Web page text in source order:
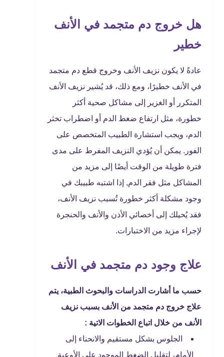
هل خروج دم متجمد في الأنف
خطير
عادةً لا يكون نزيف الأنف وخروج قطع دم متجمد
في الأنف خطيرًا، ومع ذلك، قد يُشير نزيف الأنف
المتكرر أو الغزير إلى مشاكل صحية أكثر
خطورة، مثل ارتفاع ضغط الدم أو اضطراب تخثر
الدم، ويجب استشارة الطبيب المتخصص على
الفور. يمكن أن يُؤدي النزيف المفرط على مدى
فترة طويلة من الوقت أيضًا إلى مزيد من
المشاكل مثل فقر الدم, إذا اشتبه طبيبك في
وجود مشكلة أكثر خطورة تُسبب نزيف الأنف،
فقد يُحيلك إلى أخصائي الأذن والأنف والحنجرة
لإجراء مزيد من الاختبارات.
علاج وجود دم متجمد في الأنف
حسب ما أشارت الدراسات والبحوث الطبية، يتم
علاج خروج دم متجمد من الأنف بسبب نزيف
الأنف من خلال اتباع الخطوات الاتية :
الجلوس بشكل مستقيم والانحناء إلى
الأمام، لتقليل الضغط الموجود على الأوعية